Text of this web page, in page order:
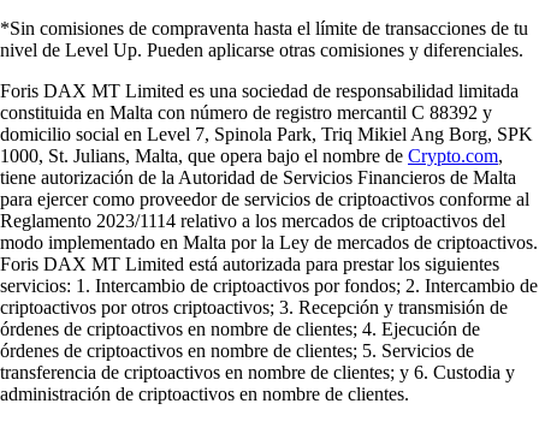
*Sin comisiones de compraventa hasta el límite de transacciones de tu
nivel de Level Up. Pueden aplicarse otras comisiones y diferenciales.
Foris DAX MT Limited es una sociedad de responsabilidad limitada
constituida en Malta con número de registro mercantil C 88392 y
domicilio social en Level 7, Spinola Park, Triq Mikiel Ang Borg, SPK
1000, St. Julians, Malta, que opera bajo el nombre de Crypto.com,
tiene autorización de la Autoridad de Servicios Financieros de Malta
para ejercer como proveedor de servicios de criptoactivos conforme al
Reglamento 2023/1114 relativo a los mercados de criptoactivos del
modo implementado en Malta por la Ley de mercados de criptoactivos.
Foris DAX MT Limited está autorizada para prestar los siguientes
servicios: 1. Intercambio de criptoactivos por fondos; 2. Intercambio de
criptoactivos por otros criptoactivos; 3. Recepción y transmisión de
órdenes de criptoactivos en nombre de clientes; 4. Ejecución de
órdenes de criptoactivos en nombre de clientes; 5. Servicios de
transferencia de criptoactivos en nombre de clientes; y 6. Custodia y
administración de criptoactivos en nombre de clientes.